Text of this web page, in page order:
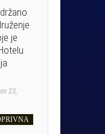
je
23,